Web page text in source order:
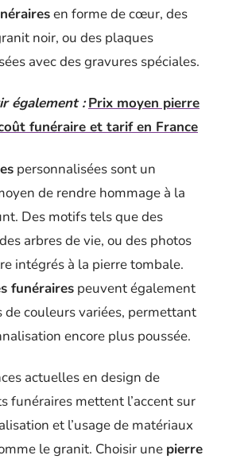
en forme de cœur, des
noir, ou des plaques
avec des gravures spéciales.
également : Prix moyen pierre
funéraire et tarif en France
personnalisées sont un
de rendre hommage à la
Des motifs tels que des
arbres de vie, ou des photos
intégrés à la pierre tombale.
funéraires peuvent également
de couleurs variées, permettant
encore plus poussée.
actuelles en design de
funéraires mettent l’accent sur
et l’usage de matériaux
le granit. Choisir une pierre